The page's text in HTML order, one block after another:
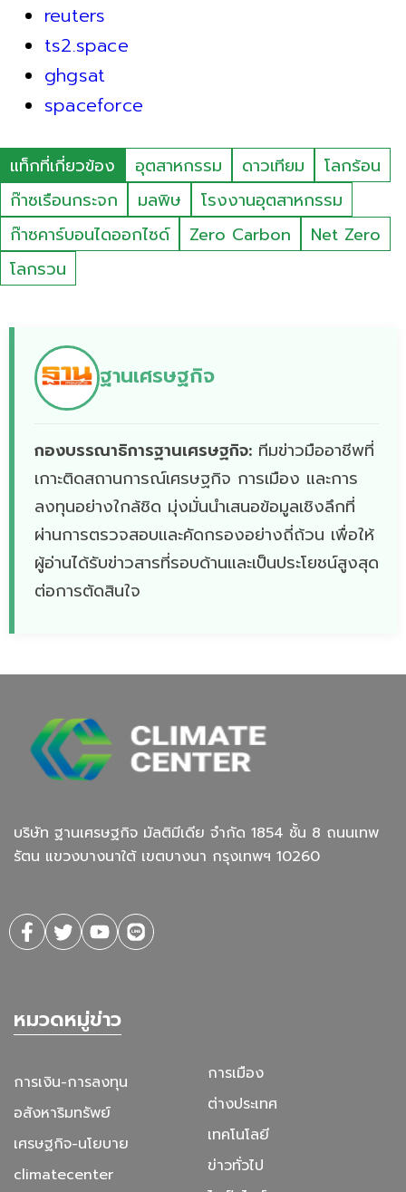
reuters
ts2.space
ghgsat
spaceforce
แท็กที่เกี่ยวข้อง อุตสาหกรรม ดาวเทียม
โลกร้อน
ก๊าซเรือนกระจก
มลพิษ
โรงงานอุตสาหกรรม
ก๊าซคาร์บอนไดออกไซด์
Zero Carbon
Net Zero
โลกรวน
ฐานเศรษฐกิจ
กองบรรณาธิการฐานเศรษฐกิจ: ทีมข่าวมืออาชีพที่
เกาะติดสถานการณ์เศรษฐกิจ การเมือง และการ
ลงทุนอย่างใกล้ชิด มุ่งมั่นนำเสนอข้อมูลเชิงลึกที่
ผ่านการตรวจสอบและคัดกรองอย่างถี่ถ้วน เพื่อให้
ผู้อ่านได้รับข่าวสารที่รอบด้านและเป็นประโยชน์สูงสุด
ต่อการตัดสินใจ
บริษัท ฐานเศรษฐกิจ มัลติมีเดีย จํากัด 1854 ชั้น 8 ถนนเทพ
รัตน แขวงบางนาใต้ เขตบางนา กรุงเทพฯ 10260
หมวดหมู่ข่าว
การเงิน-การลงทุน
อสังหาริมทรัพย์
เศรษฐกิจ-นโยบาย
climatecenter
การเมือง
ต่างประเทศ
เทคโนโลยี
ข่าวทั่วไป